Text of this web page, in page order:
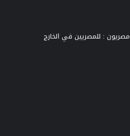
مصريون : للمصريين في الخارج